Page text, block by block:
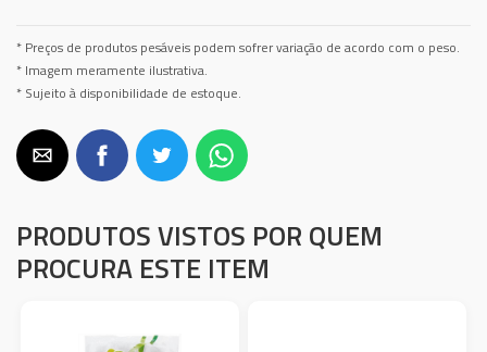
* Preços de produtos pesáveis podem sofrer variação de acordo com o peso.
* Imagem meramente ilustrativa.
* Sujeito à disponibilidade de estoque.
PRODUTOS VISTOS POR QUEM
PROCURA ESTE ITEM